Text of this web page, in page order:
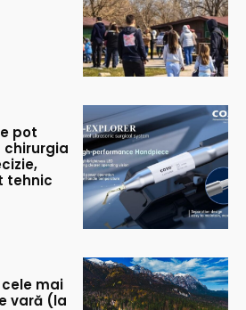
pot
chirurgia
tehnic
mai
vară (la